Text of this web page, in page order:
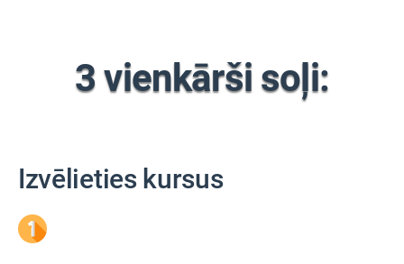
3 vienkārši soļi:
Izvēlieties kursus